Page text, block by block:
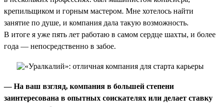
крепильщиком и горным мастером. Мне хотелось найти
занятие по душе, и компания дала такую возможность.
В итоге я уже пять лет работаю в самом сердце шахты, и более
года — непосредственно в забое.
— На ваш взгляд, компания в большей степени
заинтересована в опытных соискателях или делает ставку